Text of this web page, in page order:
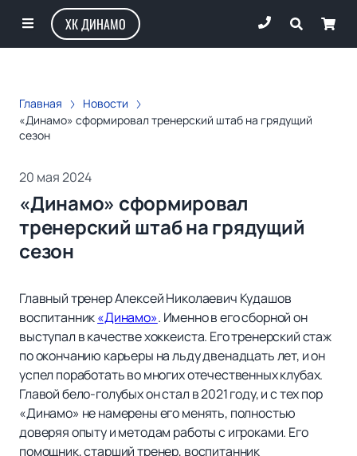
ХК ДИНАМО
Главная
Новости
«Динамо» сформировал тренерский штаб на грядущий
сезон
20 мая 2024
«Динамо» сформировал
тренерский штаб на грядущий
сезон
Главный тренер Алексей Николаевич Кудашов
воспитанник«Динамо». Именно в его сборной он
выступал в качестве хоккеиста. Его тренерский стаж
по окончанию карьеры на льду двенадцать лет, и он
успел поработать во многих отечественных клубах.
Главой бело-голубых он стал в 2021 году, и с тех пор
«Динамо» не намерены его менять, полностью
доверяя опыту и методам работы с игроками. Его
помощник, старший тренер, воспитанник